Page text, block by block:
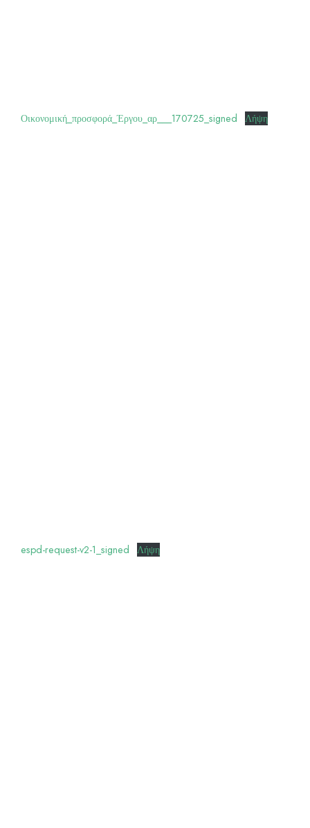
Οικονομική_προσφορά_Έργου_αρ___170725_signed Λήψη
espd-request-v2-1_signed Λήψη